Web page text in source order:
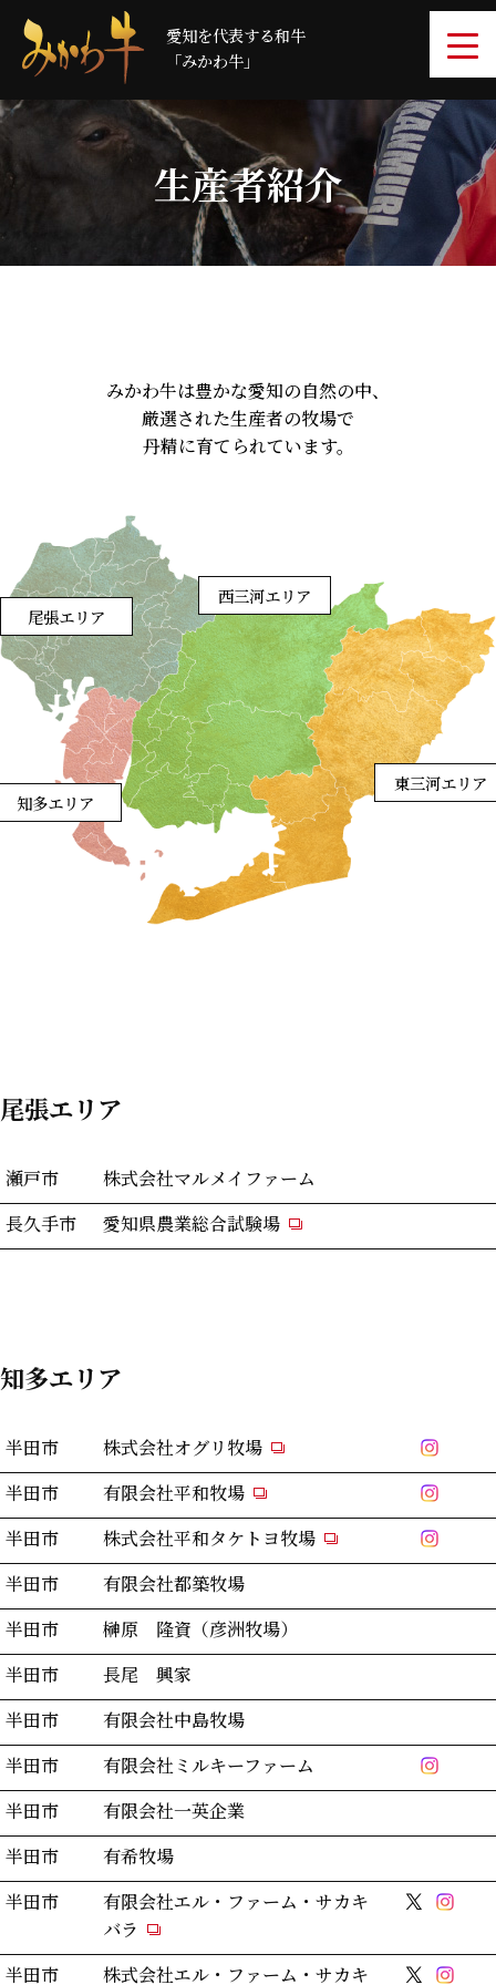
愛知を代表する和牛
「みかわ牛」
生産者紹介
みかわ牛は豊かな愛知の自然の中、
厳選された生産者の牧場で
丹精に育てられています。
尾張エリア
知多エリア
西三河エリア
東三河エリア
尾張エリア
瀬戸市
株式会社マルメイファーム
長久手市
愛知県農業総合試験場
知多エリア
半田市
株式会社オグリ牧場
半田市
有限会社平和牧場
半田市
株式会社平和タケトヨ牧場
半田市
有限会社都築牧場
半田市
榊原 隆資（彦洲牧場）
半田市
長尾 興家
半田市
有限会社中島牧場
半田市
有限会社ミルキーファーム
半田市
有限会社一英企業
半田市
有希牧場
半田市
有限会社エル・ファーム・サカキ
バラ
半田市
株式会社エル・ファーム・サカキ